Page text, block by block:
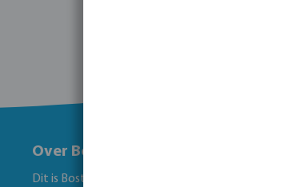
Over Bosta
Dit is Bosta